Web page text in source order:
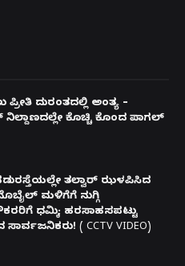
ದುರಂತದಲ್ಲಿ ಅಂತ್ಯ –
ಕೊಚ್ಚಿ ಕೊಂದ ಪಾಗಲ್
ತಲ್ವಾರ್ ಝಳಪಿಸಿದ
ಮಳಿಗೆಗೆ ನುಗ್ಗಿ
ಧಮ್ಕಿ; ಹರಸಾಹಸಪಟ್ಟು
( CCTV VIDEO)